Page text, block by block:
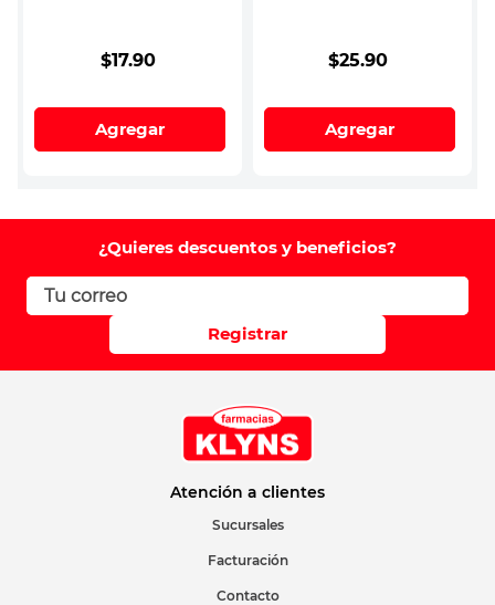
$17.90
Agregar
$25.90
Agregar
¿Quieres descuentos y beneficios?
Registrar
Atención a clientes
Sucursales
Facturación
Contacto